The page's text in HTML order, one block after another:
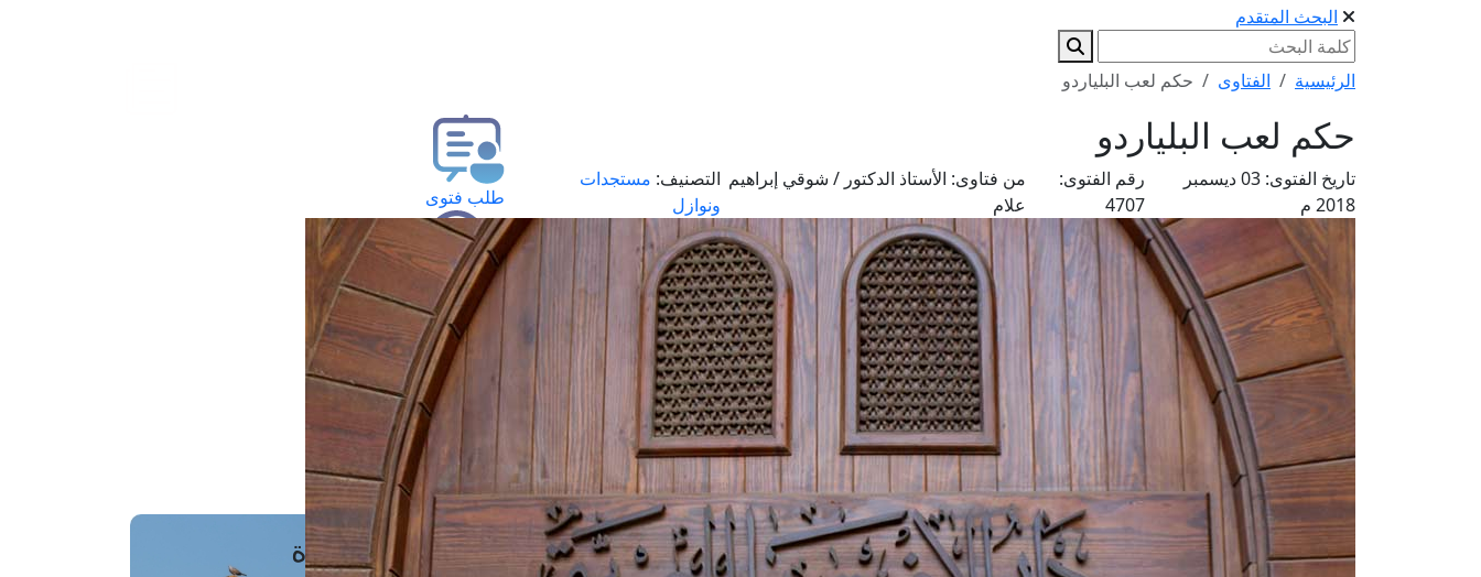
البحث المتقدم
الرئيسية الفتاوى حكم لعب البلياردو
حكم لعب البلياردو
تاريخ الفتوى:
03 ديسمبر
2018 م
رقم الفتوى:
4707
من فتاوى: الأستاذ الدكتور / شوقي إبراهيم
علام
التصنيف: مستجدات
ونوازل
طلب فتوى
استعلام عن فتوى
حجز موعد
الفتوى الهاتفية
مَواقِيتُ الصَّـــلاة